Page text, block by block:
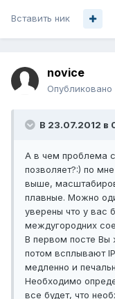
Вставить ник
novice
Опубликовано
В 23.07.2012 в
А в чем проблема
позволяет?:) по
выше,
плавные. Можно
уверены что у вас
междугородних
В первом посте Вы
потом всплывают
медленно и
Необходимо
все будет, что